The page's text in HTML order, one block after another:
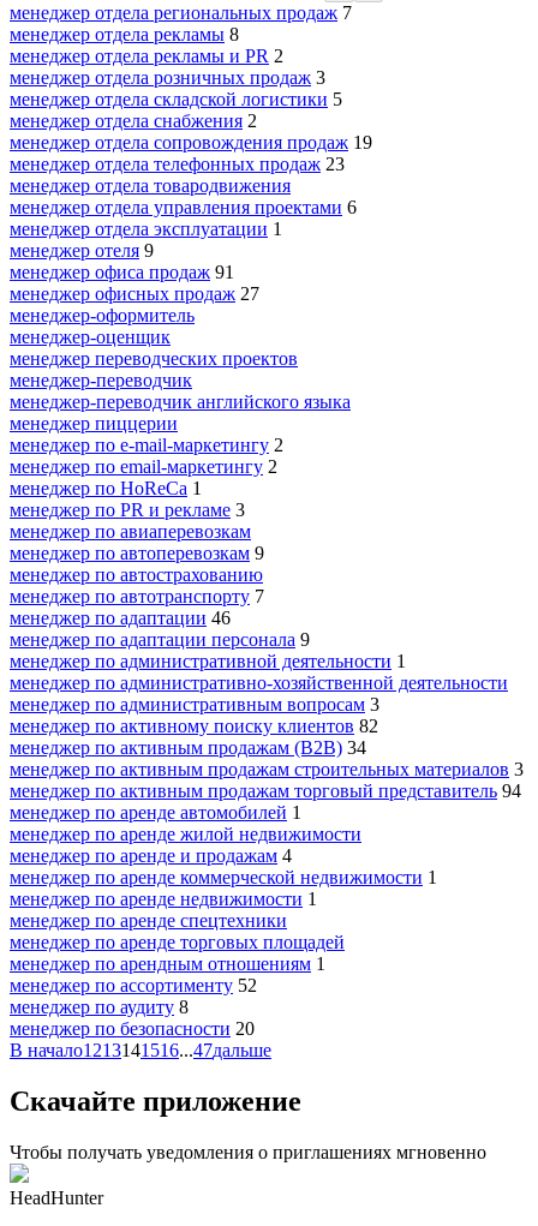
менеджер отдела региональных продаж 7
менеджер отдела рекламы 8
менеджер отдела рекламы и PR 2
менеджер отдела розничных продаж 3
менеджер отдела складской логистики 5
менеджер отдела снабжения 2
менеджер отдела сопровождения продаж 19
менеджер отдела телефонных продаж 23
менеджер отдела товародвижения
менеджер отдела управления проектами 6
менеджер отдела эксплуатации 1
менеджер отеля 9
менеджер офиса продаж 91
менеджер офисных продаж 27
менеджер-оформитель
менеджер-оценщик
менеджер переводческих проектов
менеджер-переводчик
менеджер-переводчик английского языка
менеджер пиццерии
менеджер по e-mail-маркетингу 2
менеджер по email-маркетингу 2
менеджер по HoReCa 1
менеджер по PR и рекламе 3
менеджер по авиаперевозкам
менеджер по автоперевозкам 9
менеджер по автострахованию
менеджер по автотранспорту 7
менеджер по адаптации 46
менеджер по адаптации персонала 9
менеджер по административной деятельности 1
менеджер по административно-хозяйственной деятельности
менеджер по административным вопросам 3
менеджер по активному поиску клиентов 82
менеджер по активным продажам (B2B) 34
менеджер по активным продажам строительных материалов 3
менеджер по активным продажам торговый представитель 94
менеджер по аренде автомобилей 1
менеджер по аренде жилой недвижимости
менеджер по аренде и продажам 4
менеджер по аренде коммерческой недвижимости 1
менеджер по аренде недвижимости 1
менеджер по аренде спецтехники
менеджер по аренде торговых площадей
менеджер по арендным отношениям 1
менеджер по ассортименту 52
менеджер по аудиту 8
менеджер по безопасности 20
В начало1213141516...47дальше
Скачайте приложение
Чтобы получать уведомления о приглашениях мгновенно
HeadHunter